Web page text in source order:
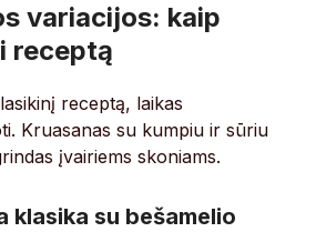
variacijos: kaip
receptą
receptą, laikas
Kruasanas su kumpiu ir sūriu
įvairiems skoniams.
klasika su bešamelio